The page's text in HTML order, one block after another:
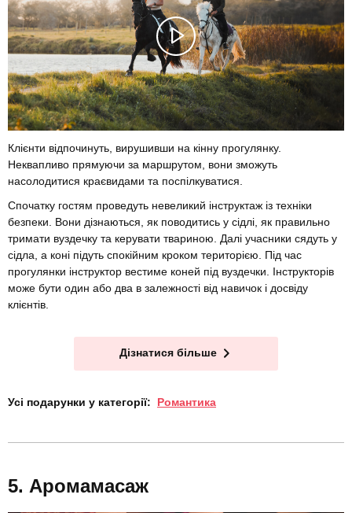
Клієнти відпочинуть, вирушивши на кінну прогулянку.
Неквапливо прямуючи за маршрутом, вони зможуть
насолодитися краєвидами та поспілкуватися.
Спочатку гостям проведуть невеликий інструктаж із техніки
безпеки. Вони дізнаються, як поводитись у сідлі, як правильно
тримати вуздечку та керувати твариною. Далі учасники сядуть у
сідла, а коні підуть спокійним кроком територією. Під час
прогулянки інструктор вестиме коней під вуздечки. Інструкторів
може бути один або два в залежності від навичок і досвіду
клієнтів.
Дізнатися більше
Усі подарунки у категорії: Романтика
Аромамасаж